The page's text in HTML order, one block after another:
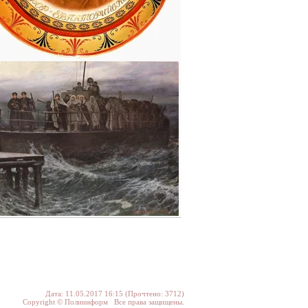
Дата: 11.05.2017 16:15 (Прочтено: 3712)
Copyright © Полиинформ Все права защищены.